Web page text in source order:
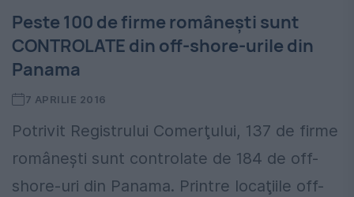
Peste 100 de firme româneşti sunt
CONTROLATE din off-shore-urile din
Panama
7 APRILIE 2016
Potrivit Registrului Comerţului, 137 de firme
româneşti sunt controlate de 184 de off-
shore-uri din Panama. Printre locaţiile off-